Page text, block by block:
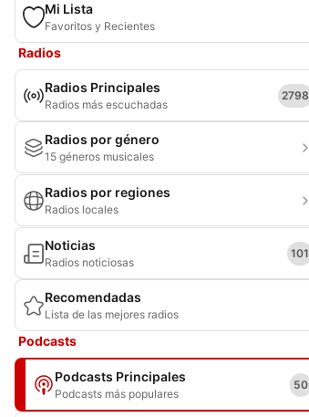
Mi Lista
Favoritos y Recientes
Radios
Radios Principales
Radios más escuchadas
2798
Radios por género
15 géneros musicales
Radios por regiones
Radios locales
Noticias
Radios noticiosas
101
Recomendadas
Lista de las mejores radios
Podcasts
Podcasts Principales
Podcasts más populares
50